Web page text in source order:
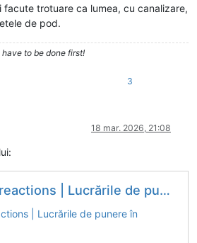
facute trotuare ca lumea, cu canalizare,
de pod.
to be done first!
3
18 mar. 2026, 21:08
| Lucrările de punere în siguranță a...